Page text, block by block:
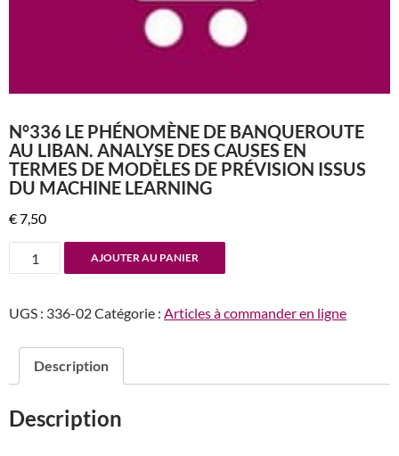
N°336 LE PHÉNOMÈNE DE BANQUEROUTE
AU LIBAN. ANALYSE DES CAUSES EN
TERMES DE MODÈLES DE PRÉVISION ISSUS
DU MACHINE LEARNING
€7,50
quantité
de
Le
banqueroute
Liban.
AJOUTER AU PANIER
UGS : 336-02Catégorie : Articles à commander en ligne
Description
Description